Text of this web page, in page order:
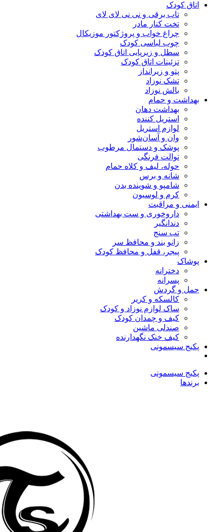
اتاق کودک
تاب برقی و نی نی لای لای
تخت کنار مادر
چراغ خواب و پروژکتور موزیکال
چوب لباسی کودک
سطل و زیرپایی اتاق کودک
تزئینات اتاق کودک
پتو و زیرانداز
تشک نوزاد
بالش نوزاد
بهداشت و حمام
بهداشت دهان
استریل کننده
لوازم استریل
وان و آسان‌شور
پوشک و دستمال مرطوب
توالت فرنگی
حوله، لیف و کلاه حمام
شانه و برس
شامپو و شوینده بدن
کرم و لوسیون
ایمنی و مراقبت
داروخوری و ست بهداشتی
دندانگیر
تب‌ سنج
زانو بند و محافظ سر
پیجر، قفل و محافظ کودک
پوشاک
دخترانه
پسرانه
حمل و گردش
کالسکه و کریر
ساک لوازم نوزاد و کودک
کیف و چمدان کودک
صندلی ماشین
کیف خنک نگهدارنده
پکیج سیسمونی
پکیج سیسمونی
برندها